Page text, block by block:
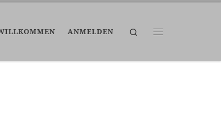
ANMELDEN
Search